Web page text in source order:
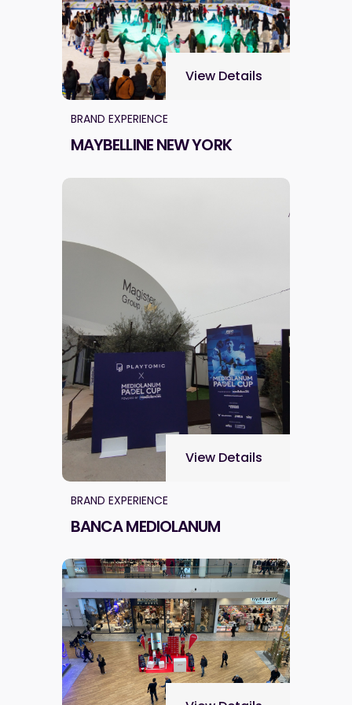
BRAND EXPERIENCE
MAYBELLINE NEW YORK
View Details
BRAND EXPERIENCE
BANCA MEDIOLANUM
View Details